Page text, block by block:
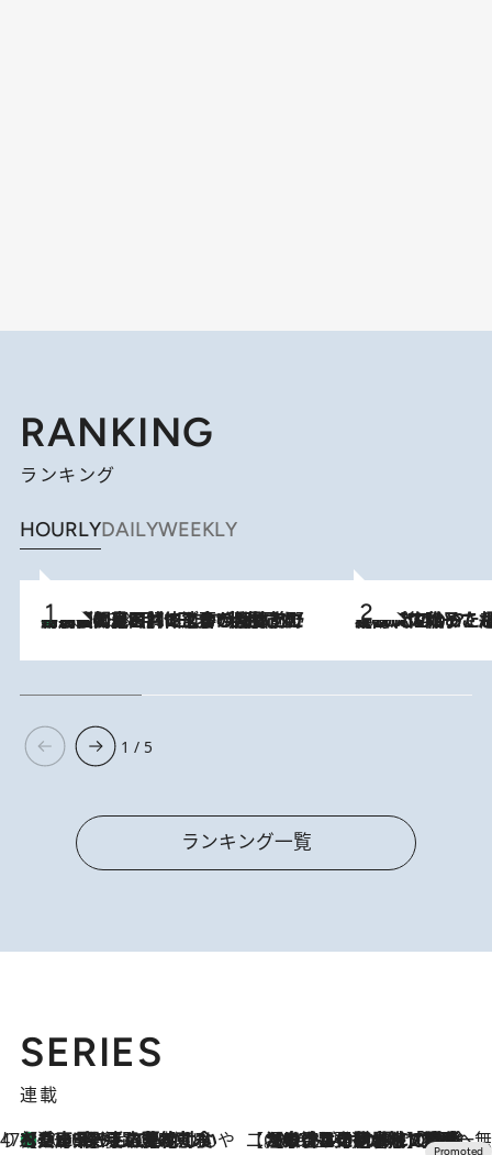
RANKING
ランキング
HOURLYDAILYWEEKLY
2026.8.8
「最後に見られてよかった」上野動物園の東園パンダ舎が解体前に特別公開。8月16日まで延長されたパネル展と共に辿る“半世紀”のパンダ飼育《解体工事の図面あり》 2026.8.5
【阿川佐和子さんの年とる力】なぜ70代で始めた趣味は“こんなに楽しい”のか？ ピアノ、俳句…スランプに陥っても続けられる“ある秘訣”とは
1 / 5
ランキング一覧
SERIES
連載
47都道府県の手みやげ ひんやりスイーツで夏を満喫
2026.8.8
【兵庫県】この夏絶対食べたい 冷やしておいしいおやつ3選 淡路島の恵みをジェラートに集約 【CREA×星野リゾート】唯一無二。癒しと発見が待つ場所へ
2026.8.7
【トンボの足水浴】ヒノキの香りに包まれて涼感マックス！約13℃の湧水かけ流しを避暑地「星野温泉 トンボの湯」で体験